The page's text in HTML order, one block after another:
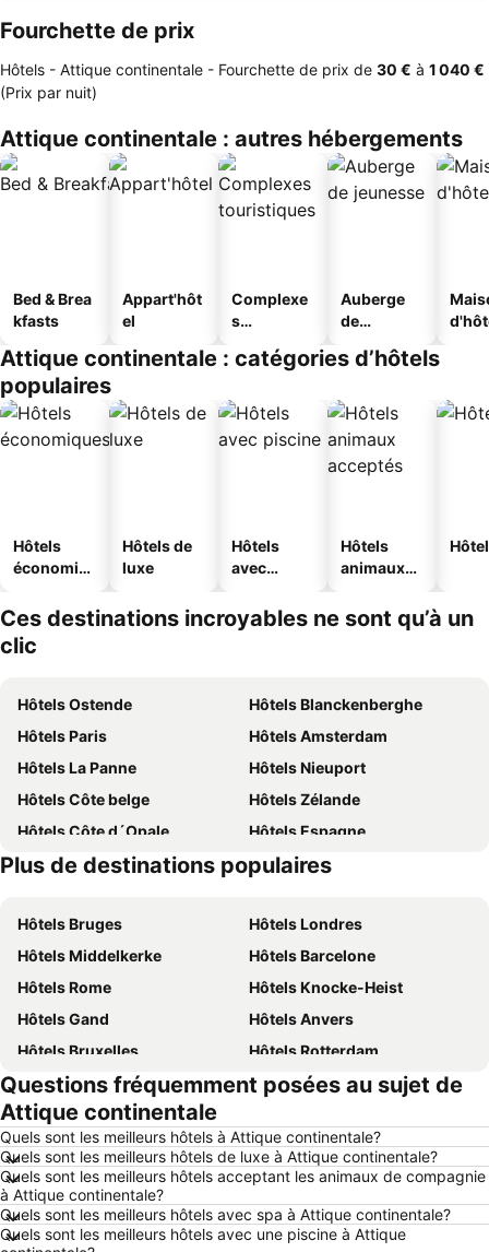
Fourchette de prix
Hôtels - Attique continentale - Fourchette de prix de ‎30 € à ‎1 040 €
(Prix par nuit)
Attique continentale : autres hébergements
Bed & Brea
kfasts
Appart'hôt
el
Complexe
s
s
Auberge
de
Attique continentale : catégories d’hôtels
populaires
Hôtels
économiq
Hôtels de
luxe
Hôtels
avec
Hôtels
animaux
Ces destinations incroyables ne sont qu’à un
clic
Hôtels Ostende
Hôtels Blanckenberghe
Hôtels Paris
Hôtels Amsterdam
Hôtels La Panne
Hôtels Nieuport
Hôtels Côte belge
Hôtels Zélande
Hôtels Côte d´Opale
Hôtels Espagne
Hôtels Belgique
Hôtels Ardennes belges
Plus de destinations populaires
Hôtels Bruges
Hôtels Londres
Hôtels Middelkerke
Hôtels Barcelone
Hôtels Rome
Hôtels Knocke-Heist
Hôtels Gand
Hôtels Anvers
Hôtels Bruxelles
Hôtels Rotterdam
Hôtels Maastricht
Hôtels Durbuy
Hôtels Hasselt
Hôtels Boulogne-sur-Mer
Hôtels Le Coq
Hôtels Le Touquet-Paris-Plage
Hôtels Dunkerque
Hôtels Málaga
Hôtels France
Hôtels Luxembourg
Hôtels Ténérife
Questions fréquemment posées au sujet de
Attique continentale
Quels sont les meilleurs hôtels à Attique continentale?
Quels sont les meilleurs hôtels de luxe à Attique continentale?
Quels sont les meilleurs hôtels acceptant les animaux de compagnie
à Attique continentale?
Quels sont les meilleurs hôtels avec spa à Attique continentale?
Quels sont les meilleurs hôtels avec une piscine à Attique